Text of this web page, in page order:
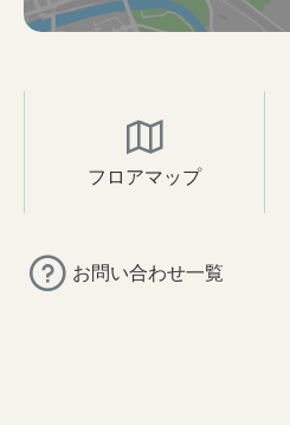
フロアマップ
お問い合わせ一覧